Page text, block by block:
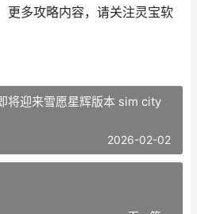
更多攻略内容，请关注灵宝软
将迎来雪愿星辉版本 sim city
2026-02-02